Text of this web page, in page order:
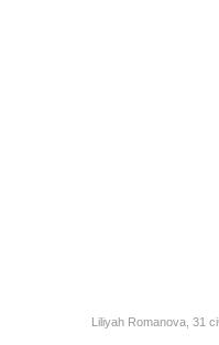
Liliyah Romanova 31